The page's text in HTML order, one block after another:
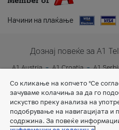
Начини на плаќање
Дознај повеќе за A1
A1 Austria A1 Croatia A1
Со кликање на копчето "Се
зачуваме колачиња за да го
искуство преку анализа на
подобрување на навигацијата
содржина. За повеќе